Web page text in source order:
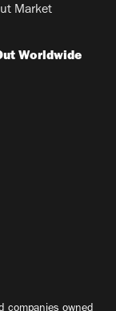
Market
Worldwide